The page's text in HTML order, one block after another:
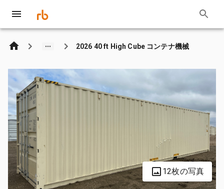
2026 40 ft High Cube コンテナ機械
12枚の写真